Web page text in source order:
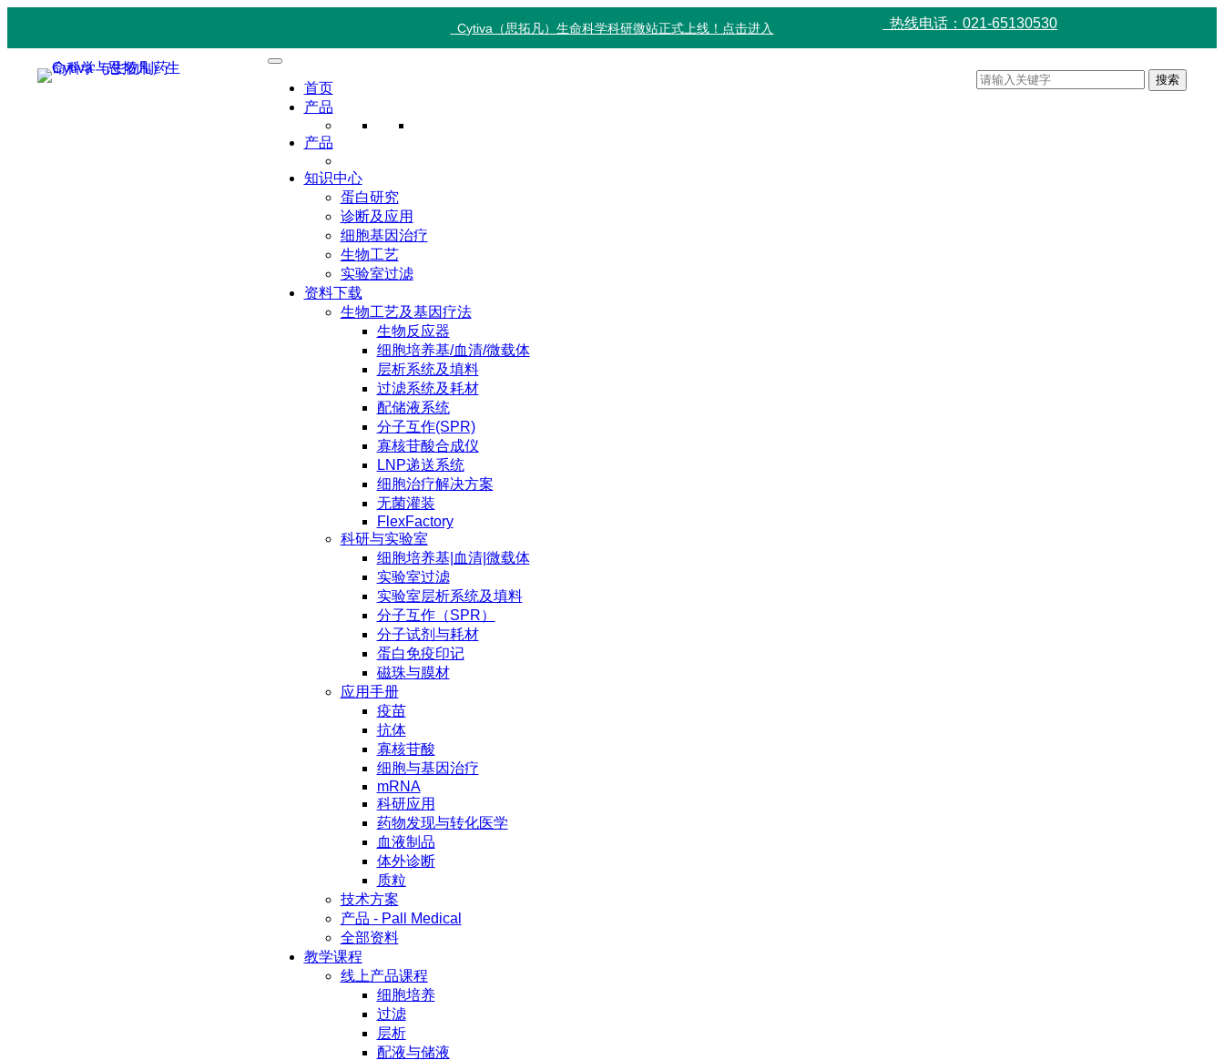
Cytiva（思拓凡）生命科学科研微站正式上线！点击进入 热线电话：021-65130530
首页
产品
产品
知识中心
蛋白研究
诊断及应用
细胞基因治疗
生物工艺
实验室过滤
资料下载
生物工艺及基因疗法
生物反应器
细胞培养基/血清/微载体
层析系统及填料
过滤系统及耗材
配储液系统
分子互作(SPR)
寡核苷酸合成仪
LNP递送系统
细胞治疗解决方案
无菌灌装
FlexFactory
科研与实验室
细胞培养基|血清|微载体
实验室过滤
实验室层析系统及填料
分子互作（SPR）
分子试剂与耗材
蛋白免疫印记
磁珠与膜材
应用手册
疫苗
抗体
寡核苷酸
细胞与基因治疗
mRNA
科研应用
药物发现与转化医学
血液制品
体外诊断
质粒
技术方案
产品 - Pall Medical
全部资料
教学课程
线上产品课程
细胞培养
过滤
层析
配液与储液